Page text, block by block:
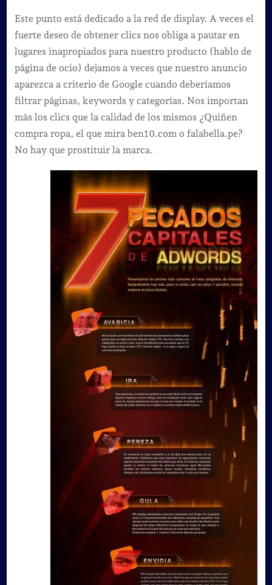
Este punto está dedicado a la red de display. A veces el
fuerte deseo de obtener clics nos obliga a pautar en
lugares inapropiados para nuestro producto (hablo de
página de ocio) dejamos a veces que nuestro anuncio
aparezca a criterio de Google cuando deberíamos
filtrar páginas, keywords y categorías. Nos importan
más los clics que la calidad de los mismos ¿Quiñen
compra ropa, el que mira ben10.com o falabella.pe?
No hay que prostituir la marca.